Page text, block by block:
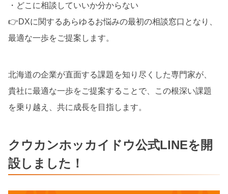
・どこに相談していいか分からない
👉DXに関するあらゆるお悩みの最初の相談窓口となり、
最適な一歩をご提案します。
北海道の企業が直面する課題を知り尽くした専門家が、
貴社に最適な一歩をご提案することで、この根深い課題
を乗り越え、共に成長を目指します。
クウカンホッカイドウ公式LINEを開
設しました！